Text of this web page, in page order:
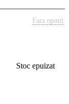
Fara opinii
Stoc epuizat